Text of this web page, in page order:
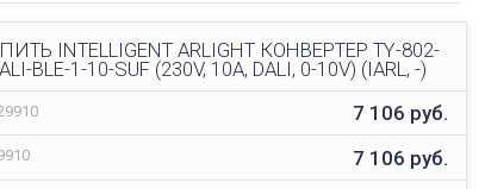
INTELLIGENT ARLIGHT КОНВЕРТЕР TY-802-
BLE-1-10-SUF (230V, 10A, DALI, 0-10V) (IARL, -)
7 106 руб.
7 106 руб.